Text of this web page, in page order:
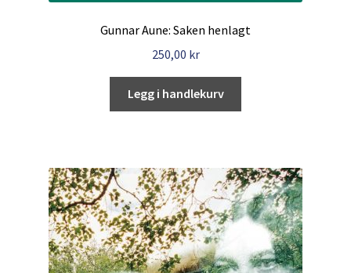
Gunnar Aune: Saken henlagt
250,00 kr
Legg i handlekurv